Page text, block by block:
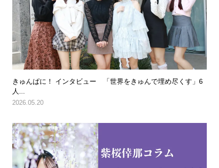
きゅんぱに！ インタビュー 「世界をきゅんで埋め尽くす」6
人...
2026.05.20